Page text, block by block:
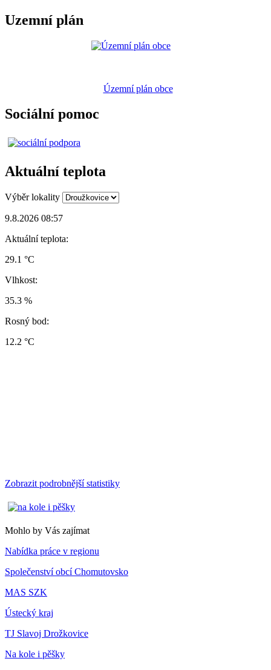
Uzemní plán
Územní plán obce
Sociální pomoc
Aktuální teplota
Výběr lokality
9.8.2026 08:57
Aktuální teplota:
29.1 °C
Vlhkost:
35.3 %
Rosný bod:
12.2 °C
Zobrazit podrobnější statistiky
Mohlo by Vás zajímat
Nabídka práce v regionu
Společenství obcí Chomutovsko
MAS SZK
Ústecký kraj
TJ Slavoj Drožkovice
Na kole i pěšky